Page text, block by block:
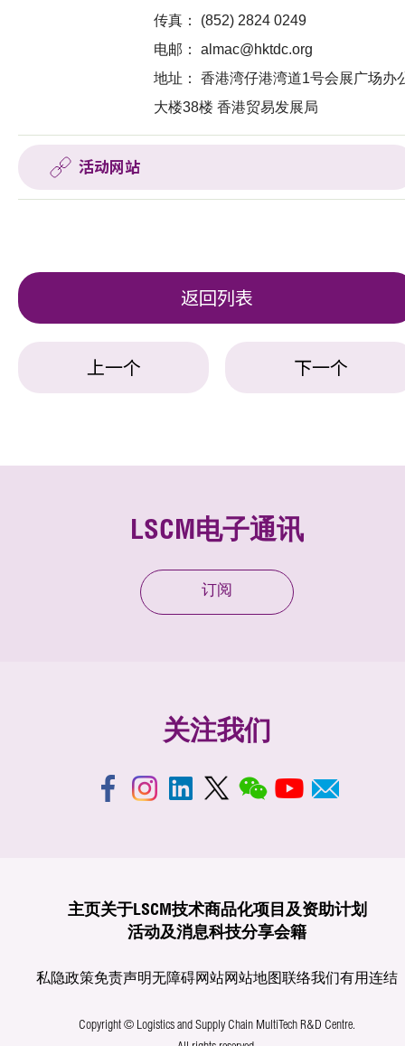
传真：
(852) 2824 0249
电邮：
almac@hktdc.org
地址：
香港湾仔港湾道1号会展广场办
大楼38楼 香港贸易发展局
活动网站
返回列表
上一个 下一个
LSCM电子通讯
订阅
关注我们
主页关于LSCM技术商品化项目及资助计划
活动及消息科技分享会籍
私隐政策免责声明无障碍网站网站地图联络我们有用连结
Copyright © Logistics and Supply Chain MultiTech R&D Centre.